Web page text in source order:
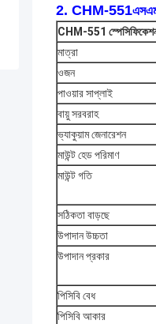
2. CHM-551
CHM-551
মাত্রা
ওজন
পাওয়ার সাপ্লাই
বায়ু সরবরাহ
ভ্যাকুয়াম জেনারেশন
মাউন্ট হেড পরিমাণ
মাউন্ট গতি
সঠিকতা বাড়ছে
উপাদান উচ্চতা
উপাদান প্রকার
পিসিবি বেধ
পিসিবি আকার